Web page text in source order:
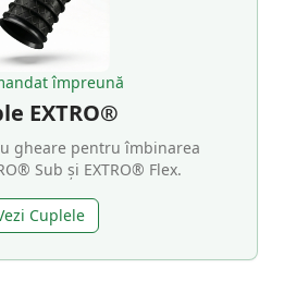
împreună
EXTRO®
gheare pentru îmbinarea
Sub și EXTRO® Flex.
Cuplele